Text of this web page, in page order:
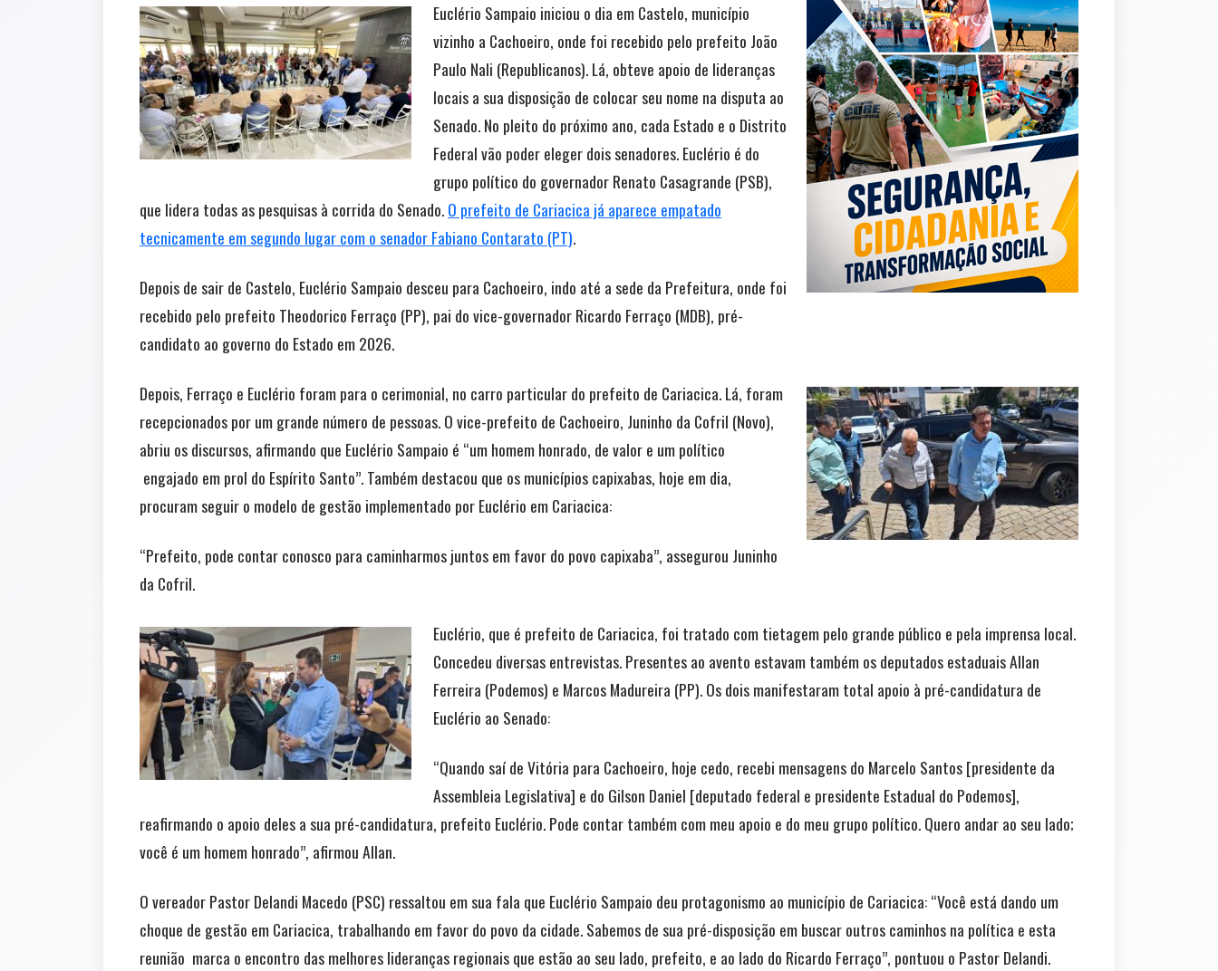
Euclério Sampaio iniciou o dia em Castelo, município
vizinho a Cachoeiro, onde foi recebido pelo prefeito João
Paulo Nali (Republicanos). Lá, obteve apoio de lideranças
locais a sua disposição de colocar seu nome na disputa ao
Senado. No pleito do próximo ano, cada Estado e o Distrito
Federal vão poder eleger dois senadores. Euclério é do
grupo político do governador Renato Casagrande (PSB),
que lidera todas as pesquisas à corrida do Senado.O prefeito de Cariacica já aparece empatado
tecnicamente em segundo lugar com o senador Fabiano Contarato (PT).
Depois de sair de Castelo, Euclério Sampaio desceu para Cachoeiro, indo até a sede da Prefeitura, onde foi
recebido pelo prefeito Theodorico Ferraço (PP), pai do vice-governador Ricardo Ferraço (MDB), pré-
candidato ao governo do Estado em 2026.
Depois, Ferraço e Euclério foram para o cerimonial, no carro particular do prefeito de Cariacica. Lá, foram
recepcionados por um grande número de pessoas. O vice-prefeito de Cachoeiro, Juninho da Cofril (Novo),
abriu os discursos, afirmando que Euclério Sampaio é “um homem honrado, de valor e um político
engajado em prol do Espírito Santo”. Também destacou que os municípios capixabas, hoje em dia,
procuram seguir o modelo de gestão implementado por Euclério em Cariacica:
“Prefeito, pode contar conosco para caminharmos juntos em favor do povo capixaba”, assegurou Juninho
da Cofril.
Euclério, que é prefeito de Cariacica, foi tratado com tietagem pelo grande público e pela imprensa local.
Concedeu diversas entrevistas. Presentes ao avento estavam também os deputados estaduais Allan
Ferreira (Podemos) e Marcos Madureira (PP). Os dois manifestaram total apoio à pré-candidatura de
Euclério ao Senado:
“Quando saí de Vitória para Cachoeiro, hoje cedo, recebi mensagens do Marcelo Santos [presidente da
Assembleia Legislativa] e do Gilson Daniel [deputado federal e presidente Estadual do Podemos],
reafirmando o apoio deles a sua pré-candidatura, prefeito Euclério. Pode contar também com meu apoio e do meu grupo político. Quero andar ao seu lado;
você é um homem honrado”, afirmou Allan.
O vereador Pastor Delandi Macedo (PSC) ressaltou em sua fala que Euclério Sampaio deu protagonismo ao município de Cariacica: “Você está dando um
choque de gestão em Cariacica, trabalhando em favor do povo da cidade. Sabemos de sua pré-disposição em buscar outros caminhos na política e esta
reunião marca o encontro das melhores lideranças regionais que estão ao seu lado, prefeito, e ao lado do Ricardo Ferraço”, pontuou o Pastor Delandi.